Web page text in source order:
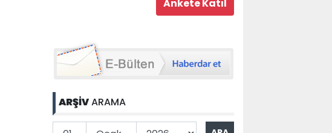
ARŞİVARAMA